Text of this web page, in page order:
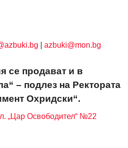
azbuki@mon.bg
се продават и в
– подлез на Ректората
Охридски“.
„Цар Освободител“ №22